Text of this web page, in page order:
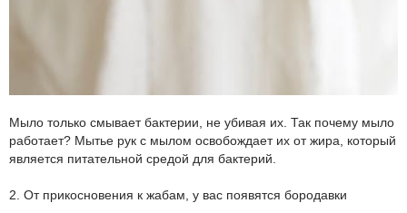
Мыло только смывает бактерии, не убивая их. Так почему мыло
работает? Мытье рук с мылом освобождает их от жира, который
является питательной средой для бактерий.
2. От прикосновения к жабам, у вас появятся бородавки